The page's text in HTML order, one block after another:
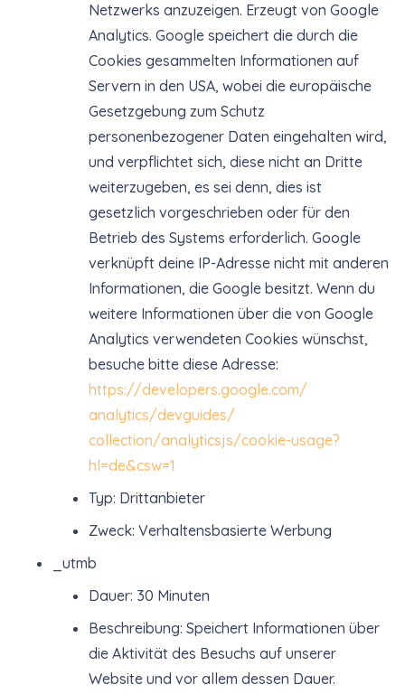
Netzwerks anzuzeigen. Erzeugt von Google
Analytics. Google speichert die durch die
Cookies gesammelten Informationen auf
Servern in den USA, wobei die europäische
Gesetzgebung zum Schutz
personenbezogener Daten eingehalten wird,
und verpflichtet sich, diese nicht an Dritte
weiterzugeben, es sei denn, dies ist
gesetzlich vorgeschrieben oder für den
Betrieb des Systems erforderlich. Google
verknüpft deine IP-Adresse nicht mit anderen
Informationen, die Google besitzt. Wenn du
weitere Informationen über die von Google
Analytics verwendeten Cookies wünschst,
besuche bitte diese Adresse:
https://developers.google.com/
analytics/devguides/
collection/analyticsjs/cookie-usage?
hl=de&csw=1
Typ: Drittanbieter
Zweck: Verhaltensbasierte Werbung
_utmb
Dauer: 30 Minuten
Beschreibung: Speichert Informationen über
die Aktivität des Besuchs auf unserer
Website und vor allem dessen Dauer.